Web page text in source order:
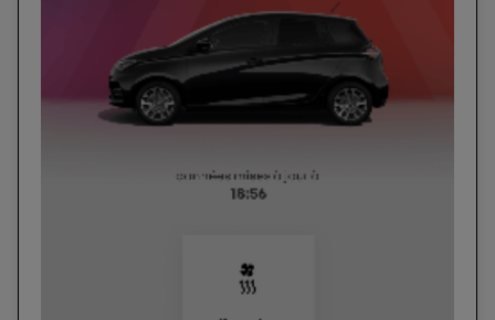
consentement surle portail d’Utiq
") ou via la page « gérer Utiq » en bas de ce site.
Pour plus d'informations, veuillez consulter
Politique d'information sur les données